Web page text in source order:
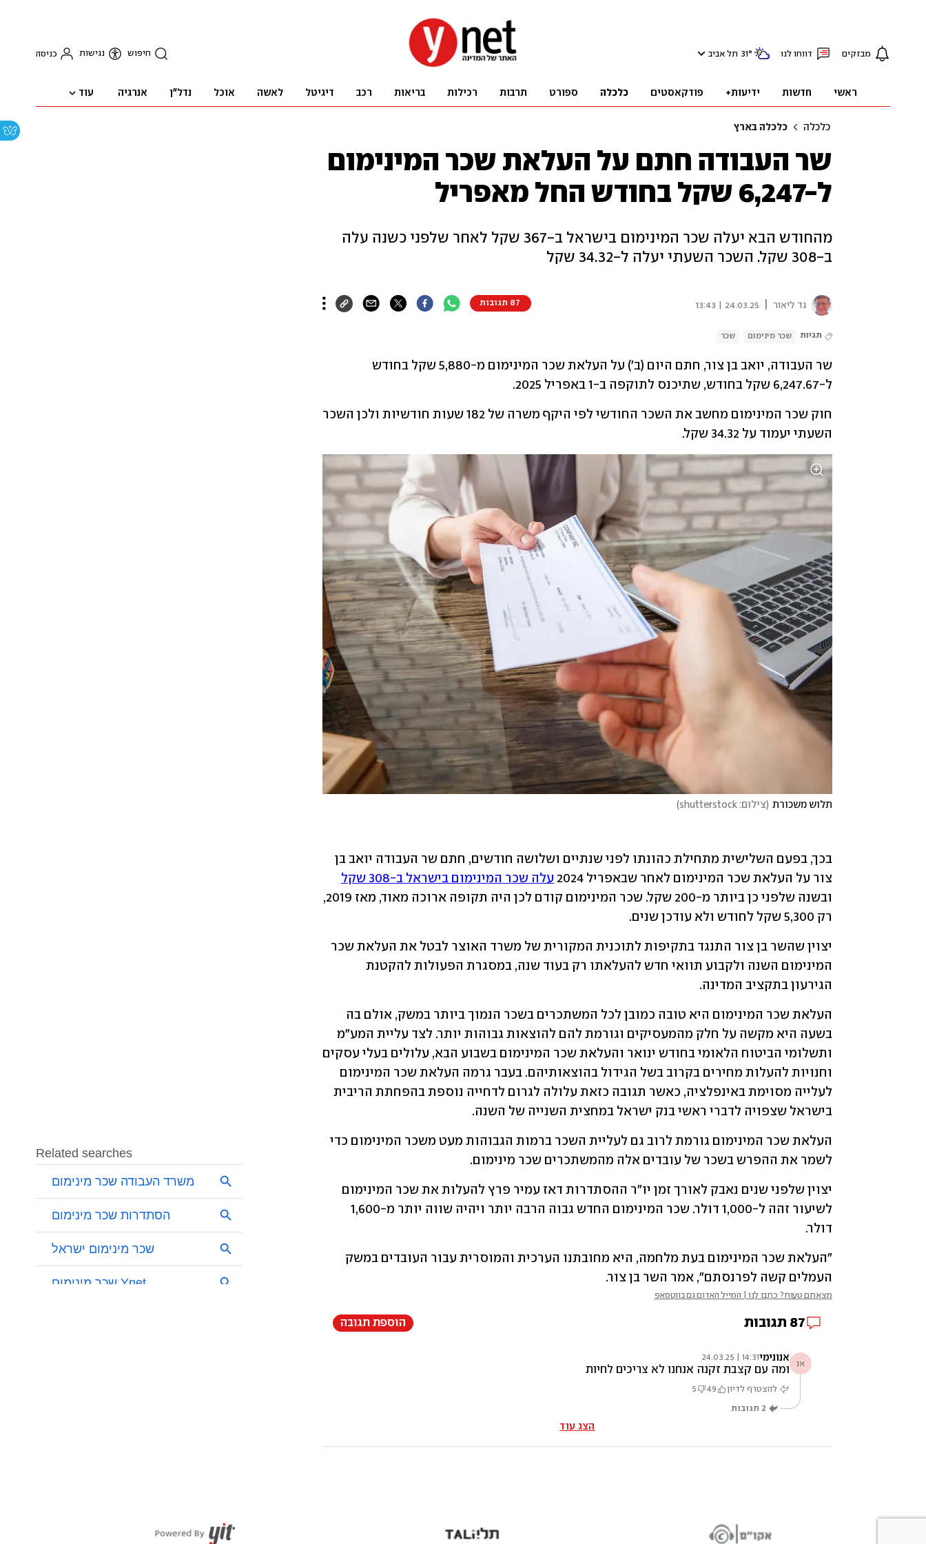
מבזקים דווחו לנו 31° תל אביב חיפוש נגישות כניסה
ראשי חדשות ידיעות+ פודקאסטים כלכלה ספורט תרבות רכילות בריאות רכב דיגיטל לאשה אוכל נדל"ן אנרגיה עוד
כלכלה כלכלה בארץ
שר העבודה חתם על העלאת שכר המינימום
ל-6,247 שקל בחודש החל מאפריל
מהחודש הבא יעלה שכר המינימום בישראל ב-367 שקל לאחר שלפני כשנה עלה
ב-308 שקל. השכר השעתי יעלה ל-34.32 שקל
גד ליאור 24.03.25 | 13:43 87 תגובות
תגיות שכר מינימום שכר
ל-6,247.67 שקל בחודש, שתיכנס לתוקפה ב-1 באפריל 2025.
השעתי יעמוד על 34.32 שקל.
תלוש משכורת (צילום: shutterstock )
צור על העלאת שכר המינימום לאחר שבאפריל 2024
עלה שכר המינימום בישראל ב-308 שקל
רק 5,300 שקל לחודש ולא עודכן שנים.
הגירעון בתקציב המדינה.
בישראל שצפויה לדברי ראשי בנק ישראל במחצית השנייה של השנה.
לשמר את ההפרש בשכר של עובדים אלה מהמשתכרים שכר מינימום.
דולר.
העמלים קשה לפרנסתם", אמר השר בן צור.
מצאתם טעות? כתבו לנו | המייל האדום גם בווטסאפ
87 תגובות הוספת תגובה
אנ אנונימי14:31 | 24.03.25
ומה עם קצבת זקנה אנחנו לא צריכים לחיות
להצטרף לדיון 49
5
2 תגובות
הצג עוד